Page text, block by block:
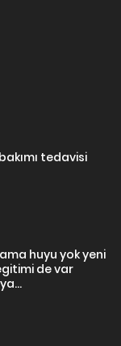
tedavisi
huyu yok yeni
de var